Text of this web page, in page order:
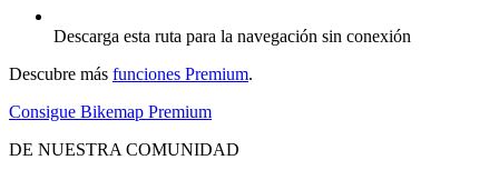
Descarga esta ruta para la navegación sin conexión
Descubre más funciones Premium.
Consigue Bikemap Premium
DE NUESTRA COMUNIDAD